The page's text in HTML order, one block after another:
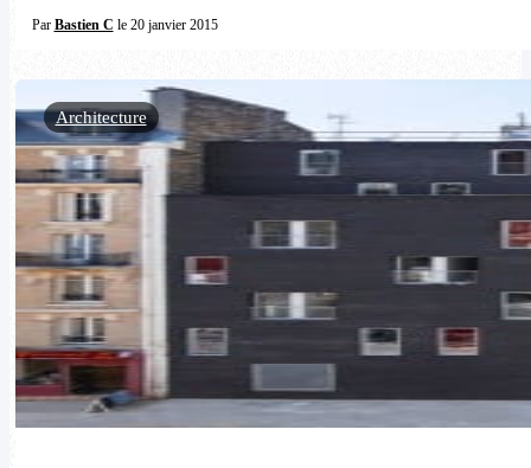
Par Bastien C le 20 janvier 2015
Architecture